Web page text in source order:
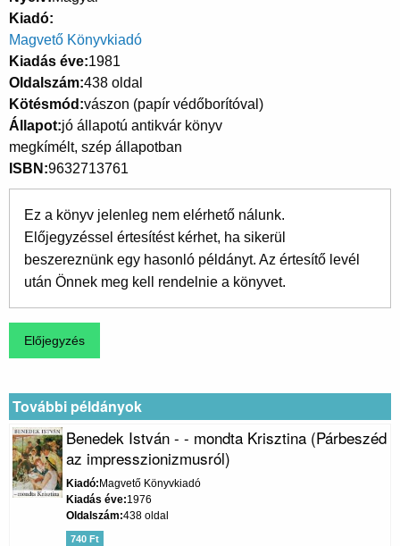
Kiadó
Magvető Könyvkiadó
Kiadás éve 1981
Oldalszám 438 oldal
Kötésmód vászon (papír védőborítóval)
Állapot jó állapotú antikvár könyv
megkímélt, szép állapotban
ISBN 9632713761
Ez a könyv jelenleg nem elérhető nálunk.
Előjegyzéssel értesítést kérhet, ha sikerül
beszereznünk egy hasonló példányt. Az értesítő levél
után Önnek meg kell rendelnie a könyvet.
További példányok
Benedek István - - mondta Krisztina (Párbeszéd
az impresszionizmusról)
Kiadó Magvető Könyvkiadó
Kiadás éve 1976
Oldalszám 438 oldal
740 Ft